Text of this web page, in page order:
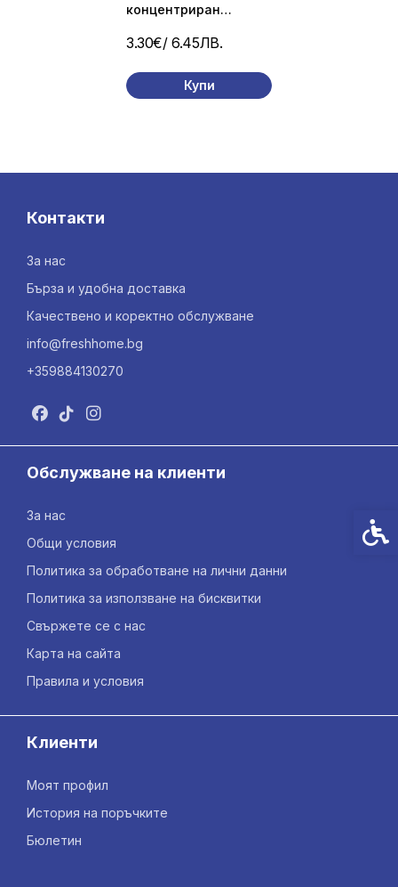
3.30€/ 6.45ЛВ.
концентриран
(60 пранета)
Купи
Контакти
За нас
Бърза и удобна доставка
Качествено и коректно обслужване
info@freshhome.bg
+359884130270
Обслужване на клиенти
За нас
Общи условия
Политика за обработване на лични данни
Политика за използване на бисквитки
Свържете се с нас
Карта на сайта
Правила и условия
Клиенти
Моят профил
История на поръчките
Бюлетин